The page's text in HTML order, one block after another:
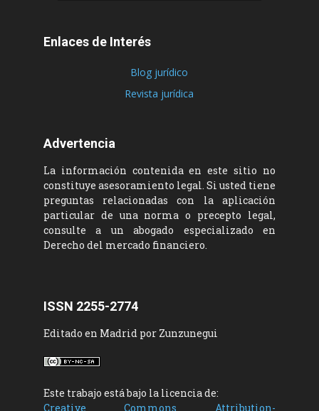
Enlaces de Interés
Blog jurídico
Revista jurídica
Advertencia
La información contenida en este sitio no
constituye asesoramiento legal. Si usted tiene
preguntas relacionadas con la aplicación
particular de una norma o precepto legal,
consulte a un abogado especializado en
Derecho del mercado financiero.
ISSN 2255-2774
Editado en Madrid por Zunzunegui
Este trabajo está bajo la licencia de:
Creative Commons Attribution-